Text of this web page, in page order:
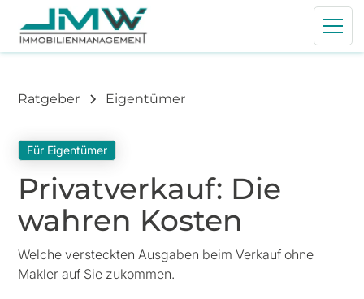
Ratgeber Eigentümer
Für Eigentümer
Privatverkauf: Die
wahren Kosten
Welche versteckten Ausgaben beim Verkauf ohne
Makler auf Sie zukommen.